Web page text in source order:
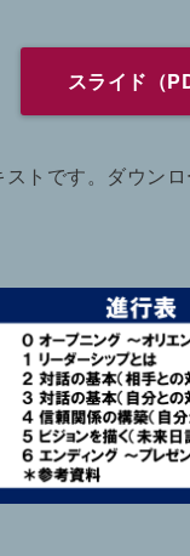
スライド（
トです。ダウン